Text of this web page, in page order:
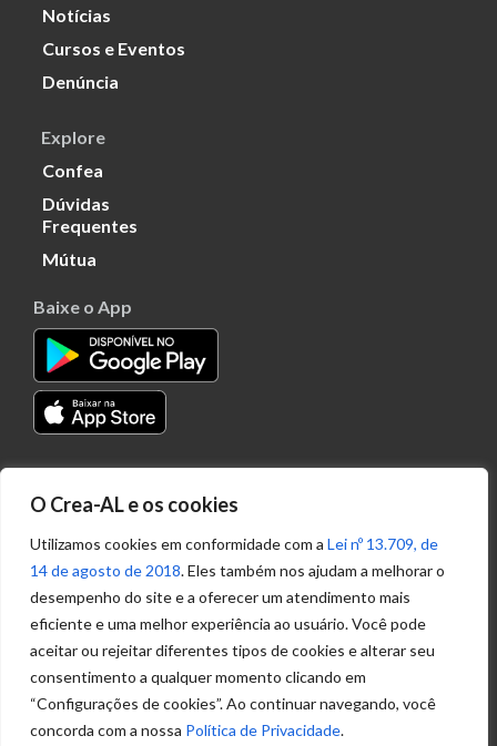
O Crea-AL e os cookies
Utilizamos cookies em conformidade com a Lei nº 13.709, de
14 de agosto de 2018. Eles também nos ajudam a melhorar o
desempenho do site e a oferecer um atendimento mais
eficiente e uma melhor experiência ao usuário. Você pode
aceitar ou rejeitar diferentes tipos de cookies e alterar seu
consentimento a qualquer momento clicando em
“Configurações de cookies”. Ao continuar navegando, você
concorda com a nossa Política de Privacidade.
Notícias
Cursos e Eventos
Denúncia
Explore
Confea
Dúvidas
Frequentes
Mútua
Baixe o App
Transparência
Portal
Acesso à
Informação
Política de
Privacidade de
Ouvidoria
(82) 2123 0864